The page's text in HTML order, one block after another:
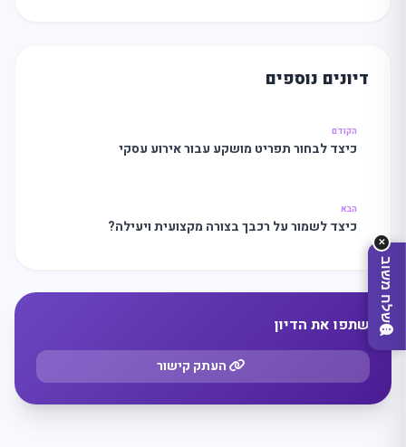
מהמחפשיםדיונים נוספים
הקודם
כיצד לבחור תפריט מושקע עבור אירוע עסקי
הבא
כיצד לשמור על רכבך בצורה מקצועית ויעילה?
שתפו את הדיון
העתק קישור
✕
שלח משוב